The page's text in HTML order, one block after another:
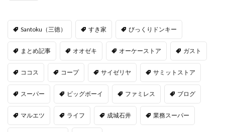
Santoku（三徳） すき家 びっくりドンキー
まとめ記事 オオゼキ オーケーストア ガスト
ココス コープ サイゼリヤ サミットストア
スーパー ビッグボーイ ファミレス ブログ
マルエツ ライフ 成城石井 業務スーパー